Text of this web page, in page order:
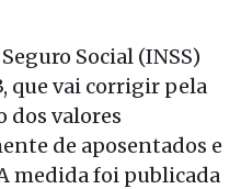
Social (INSS)
que vai corrigir pela
dos valores
de aposentados e
medida foi publicada